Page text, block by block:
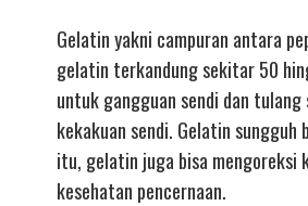
Gelatin yakni campuran antara
gelatin terkandung sekitar 50
untuk gangguan sendi dan
kekakuan sendi. Gelatin
itu, gelatin juga bisa mengoreksi
kesehatan pencernaan.